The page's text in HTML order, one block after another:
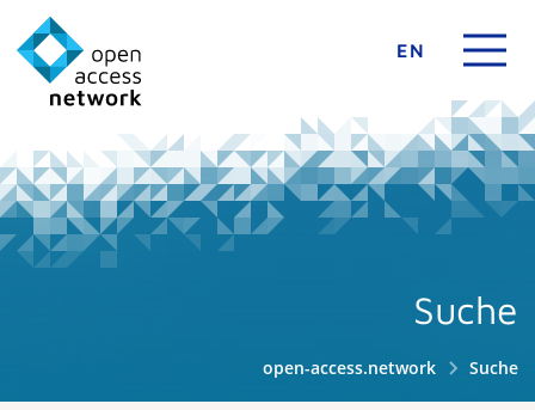
EN
Suche
open-access.network Suche